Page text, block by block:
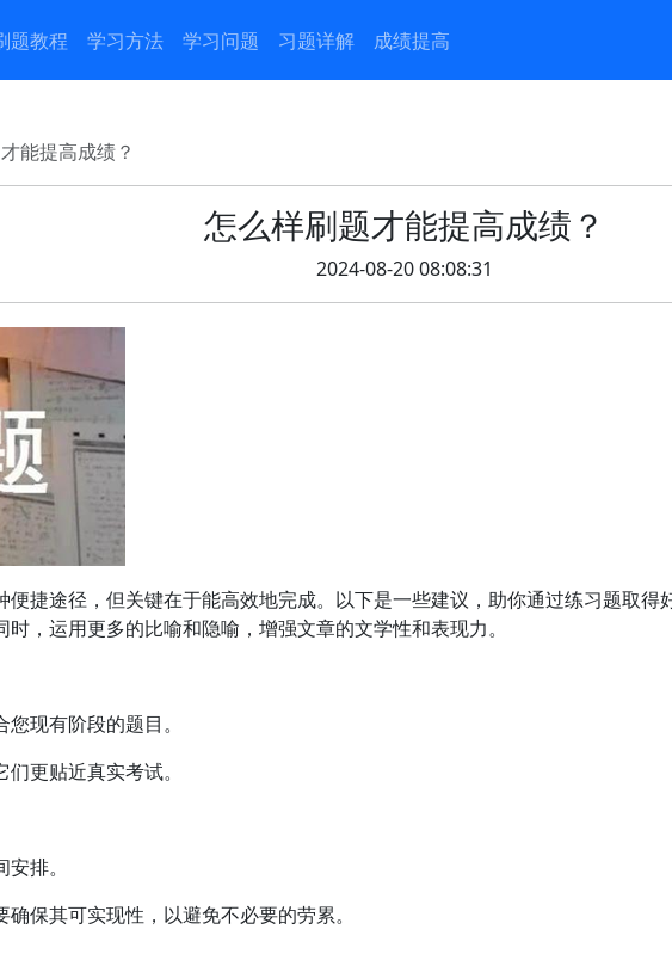
题教程 学习方法 学习问题 习题详解 成绩提高
能提高成绩？
怎么样刷题才能提高成绩？
2024-08-20 08:08:31
便捷途径，但关键在于能高效地完成。以下是一些建议，助你通过练习题取
，运用更多的比喻和隐喻，增强文章的文学性和表现力。
现有阶段的题目。
更贴近真实考试。
排。
保其可实现性，以避免不必要的劳累。